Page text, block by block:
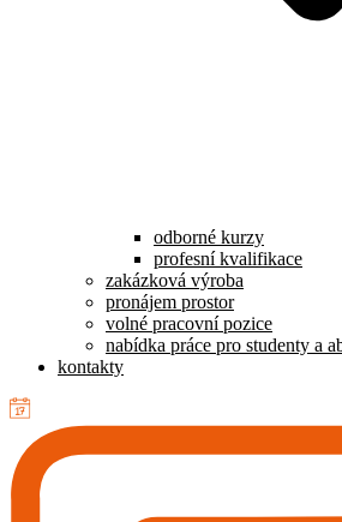
odborné kurzy
profesní kvalifikace
zakázková výroba
pronájem prostor
volné pracovní pozice
nabídka práce pro studenty a
kontakty